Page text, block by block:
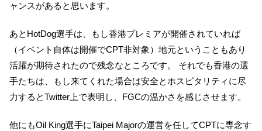
ャンスがあると思います。
あとHotDog選手は、もし香港プレミアが開催されていれば
（イベント自体は開催でCPT非対象）地元ということもあり
活躍が期待されたので残念なところです。 それでも香港の選
手たちは、もし来てくれた場合は安全とホスピタリティに尽
力するとTwitter上で表明し、FGCの温かさを感じさせます。
他にもOil King選手にTaipei Majorの運営を任してCPTに専念す